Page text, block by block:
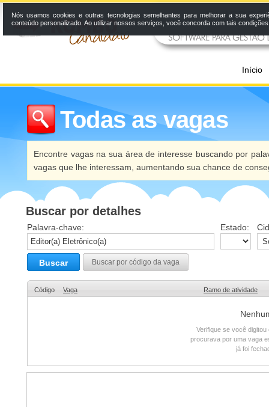
Início
Todas as vagas
Encontre vagas na sua área de interesse buscando por
vagas que lhe interessam, aumentando sua chance de
Buscar por detalhes
Palavra-chave: Estado:
Buscar Buscar por código da vaga
Código Vaga Ramo de atividade
Verifique se você
procurava por uma vaga
já foi
Nós usamos cookies e outras tecnologias semelhantes para melhorar a sua
conteúdo personalizado. Ao utilizar nossos serviços, você concorda com tais